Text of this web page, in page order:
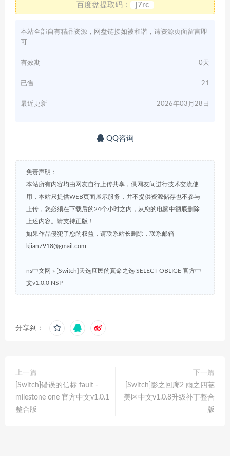
百度盘提取码： j7rc
本站全部自有精品资源，网盘链接如被和谐，请资源页面留言即
可
有效期 0天
已售 21
最近更新 2026年03月28日
QQ咨询
免责声明：
本站所有内容均由网友自行上传共享，供网友间进行技术交流使
用，本站只提供WEB页面展示服务，并不提供资源储存也不参与
上传，您必须在下载后的24个小时之内，从您的电脑中彻底删除
上述内容。请支持正版！
如果作品侵犯了您的权益，请联系站长删除，联系邮箱
kjian7918@gmail.com
ns中文网 » [Switch]天选庶民的真命之选 SELECT OBLIGE 官方中
文v1.0.0 NSP
分享到：
上一篇
[Switch]错误的信标 fault -
milestone one 官方中文v1.0.1
整合版
下一篇
[Switch]影之回廊2 雨之四葩
美区中文v1.0.8升级补丁整合
版